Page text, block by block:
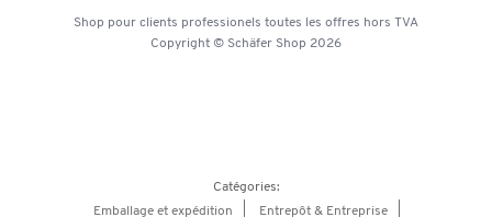
Shop pour clients professionels toutes les offres hors TVA
Copyright © Schäfer Shop 2026
Catégories:
Emballage et expédition
Entrepôt & Entreprise